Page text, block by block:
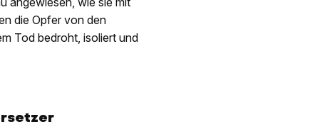
die Opfer von den
Tod bedroht, isoliert und